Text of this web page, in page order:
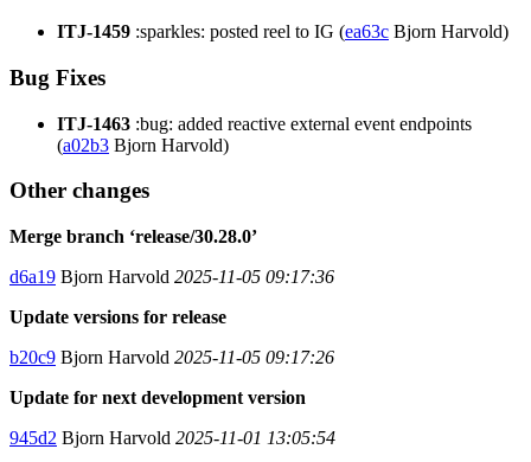
ITJ-1459 :sparkles: posted reel to IG (ea63c Bjorn Harvold)
Bug Fixes
ITJ-1463 :bug: added reactive external event endpoints
(a02b3 Bjorn Harvold)
Other changes
Merge branch ‘release/30.28.0’
d6a19 Bjorn Harvold 2025-11-05 09:17:36
Update versions for release
b20c9 Bjorn Harvold 2025-11-05 09:17:26
Update for next development version
945d2 Bjorn Harvold 2025-11-01 13:05:54